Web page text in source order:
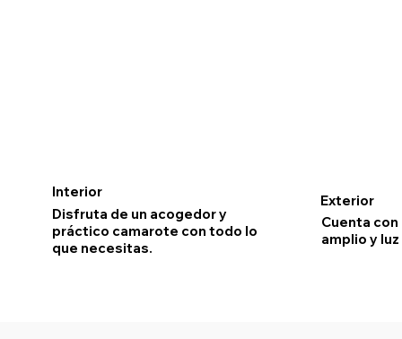
Interior
Disfruta de un acogedor y
práctico camarote con todo lo
que necesitas.
Exterior
Cuenta
amplio y